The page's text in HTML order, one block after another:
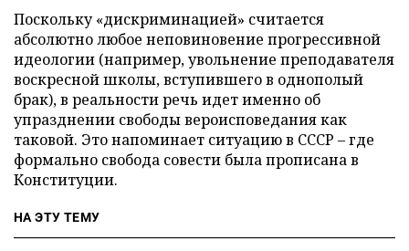
Поскольку «дискриминацией» считается
абсолютно любое неповиновение прогрессивной
идеологии (например, увольнение преподавателя
воскресной школы, вступившего в однополый
брак), в реальности речь идет именно об
упразднении свободы вероисповедания как
таковой. Это напоминает ситуацию в СССР – где
формально свобода совести была прописана в
Конституции.
НА ЭТУ ТЕМУ